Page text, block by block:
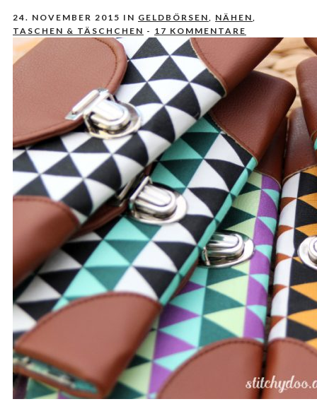
24. NOVEMBER 2015 IN GELDBÖRSEN NÄHEN
TASCHEN & TÄSCHCHEN - 17 KOMMENTARE